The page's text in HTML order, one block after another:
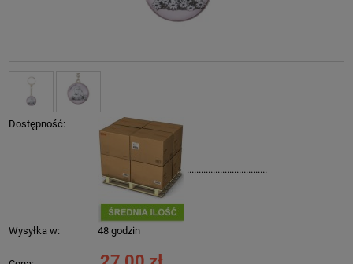
Dostępność:
..................................
Wysyłka w: 48 godzin